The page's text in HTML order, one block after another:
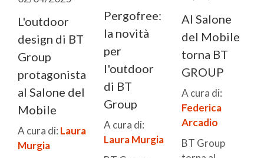
L'outdoor
design di BT
Group
protagonista
al Salone del
Mobile
A cura di: Laura
Murgia
Pergofree:
la novità
per
l'outdoor
di BT
Group
A cura di:
Laura Murgia
Al Salone
del Mobile
torna BT
GROUP
A cura di:
Federica
Arcadio
BT Group